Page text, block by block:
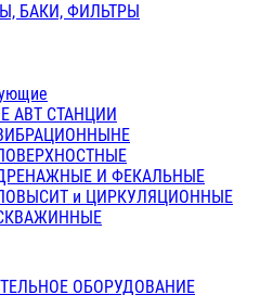
БАКИ, ФИЛЬТРЫ
АВТ СТАНЦИИ
И ФЕКАЛЬНЫЕ
и ЦИРКУЛЯЦИОННЫЕ
ОБОРУДОВАНИЕ